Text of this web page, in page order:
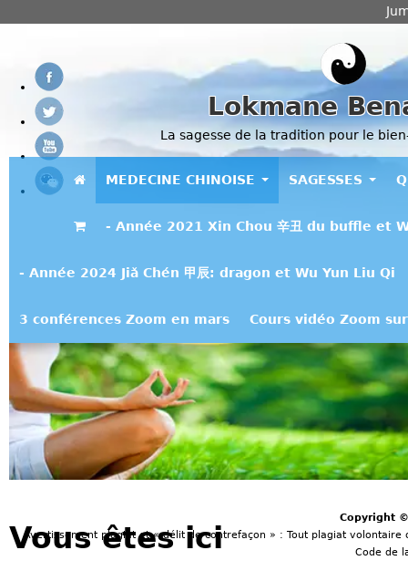
Lokmane
La sagesse de la tradition pour le
MEDECINE CHINOISE SAGESSES
- Année 2021 Xin Chou 辛丑 du buffle et
- Année 2024 Jiǎ Chén 甲辰: dragon et Wu Yun Liu Qi
3 conférences Zoom en mars Cours vidéo Zoom
Vous êtes ici
Copyright
Avertissement plagiat et « délit de contrefaçon » : Tout plagiat
Code de